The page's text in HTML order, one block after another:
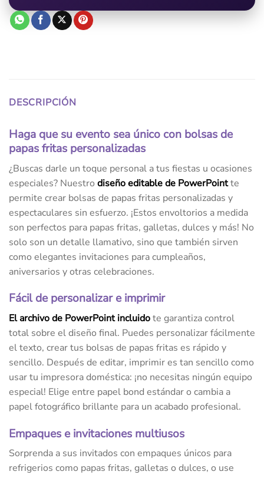
DESCRIPCIÓN
Haga que su evento sea único con bolsas de
papas fritas personalizadas
¿Buscas darle un toque personal a tus fiestas u ocasiones
especiales? Nuestro diseñoeditable de PowerPointte
permite crear bolsas de papas fritas personalizadas y
espectaculares sin esfuerzo. ¡Estos envoltorios a medida
son perfectos para papas fritas, galletas, dulces y más! No
solo son un detalle llamativo, sino que también sirven
como elegantes invitaciones para cumpleaños,
aniversarios y otras celebraciones.
Fácil de personalizar e imprimir
El archivo de PowerPoint incluidote garantiza control
total sobre el diseño final. Puedes personalizar fácilmente
el texto, crear tus bolsas de papas fritas es rápido y
sencillo. Después de editar, imprimir es tan sencillo como
usar tu impresora doméstica: ¡no necesitas ningún equipo
especial! Elige entre papel bond estándar o cambia a
papel fotográfico brillante para un acabado profesional.
Empaques e invitaciones multiusos
Sorprenda a sus invitados con empaques únicos para
refrigerios como papas fritas, galletas o dulces, o use